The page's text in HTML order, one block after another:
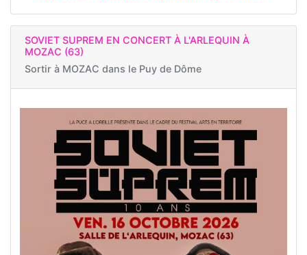
SOVIET SUPREM EN CONCERT À L'ARLEQUIN À
MOZAC (63)
Sortir à MOZAC dans le Puy de Dôme